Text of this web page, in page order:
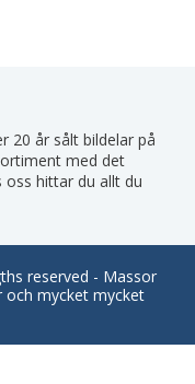
20 år sålt bildelar på
med det
oss hittar du allt du
reserved - Massor
och mycket mycket